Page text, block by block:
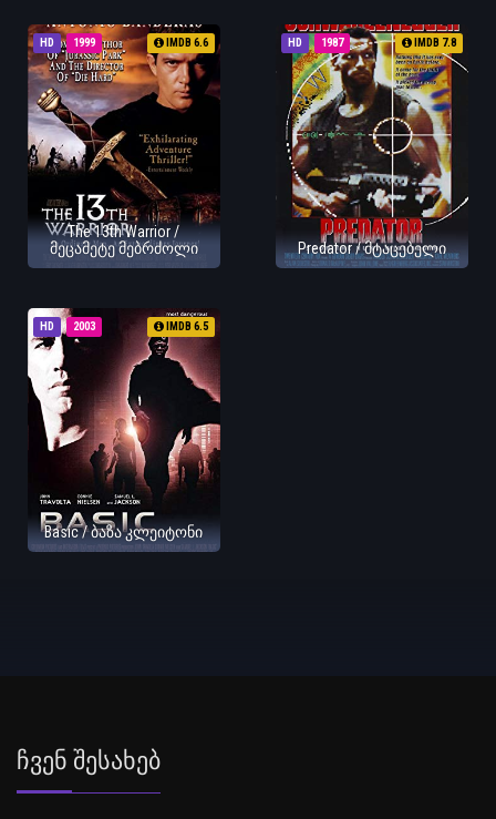
HD 1999 IMDB 6.6
The 13th Warrior /
მეცამეტე მებრძოლი
HD 1987 IMDB 7.8
Predator / მტაცებელი
HD 2003 IMDB 6.5
Basic / ბაზა კლეიტონი
Ჩვენ Შესახებ